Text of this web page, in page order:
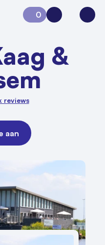
0
Aanvraag 0Inloggen
&
reviews
aan